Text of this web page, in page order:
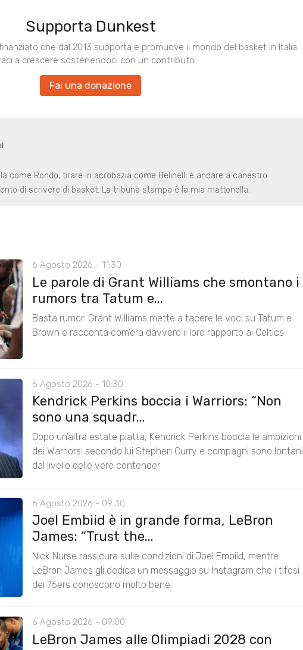
Supporta Dunkest
che dal 2013 supporta e promuove il mondo del basket in Italia.
a crescere sostenendoci con un contributo.
Fai una donazione
come Rondo, tirare in acrobazia come Belinelli e andare a canestro
di scrivere di basket. La tribuna stampa è la mia mattonella.
6 Agosto 2026 - 11:30
Le parole di Grant Williams che smontano i
rumors tra Tatum e...
Basta rumor: Grant Williams mette a tacere le voci su Tatum e
Brown e racconta com’era davvero il loro rapporto ai Celtics
6 Agosto 2026 - 10:30
Kendrick Perkins boccia i Warriors: “Non
sono una squadr...
Dopo un’altra estate piatta, Kendrick Perkins boccia le ambizioni
dei Warriors: secondo lui Stephen Curry e compagni sono lontani
dal livello delle vere contender
6 Agosto 2026 - 09:30
Joel Embiid è in grande forma, LeBron
James: “Trust the...
Nick Nurse rassicura sulle condizioni di Joel Embiid, mentre
LeBron James gli dedica un messaggio su Instagram che i tifosi
dei 76ers conoscono molto bene
6 Agosto 2026 - 09:00
LeBron James alle Olimpiadi 2028 con